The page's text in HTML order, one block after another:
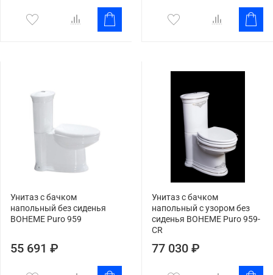
Унитаз с бачком
напольный без сиденья
BOHEME Puro 959
55 691 ₽
Унитаз с бачком
напольный с узором без
сиденья BOHEME Puro 959-
CR
77 030 ₽